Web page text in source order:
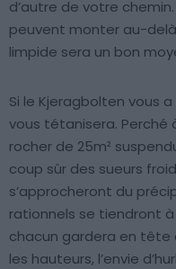
d’autre de votre
peuvent monter au-
limpide sera un bon
Si le Kjeragbolten vous
vous tétanisera. Perché
rocher de 25m²
coup sûr des sueurs
s’approcheront du
rationnels se tiendront
chacun gardera en tête
les hauteurs, l’envie